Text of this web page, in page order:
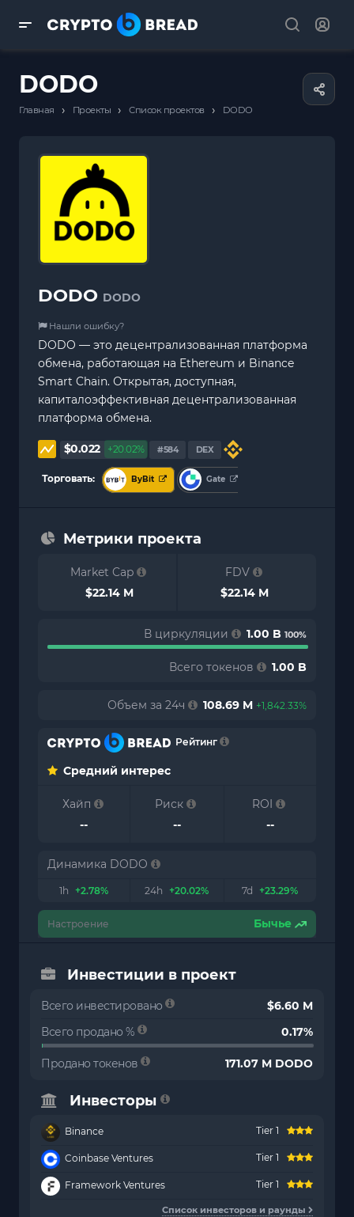
DODO
Главная › Проекты › Список проектов › DODO
DODO DODO
Нашли ошибку?
DODO — это децентрализованная платформа
обмена, работающая на Ethereum и Binance
Smart Chain. Открытая, доступная,
капиталоэффективная децентрализованная
платформа обмена.
$0.022 +20.02% #584 DEX
Торговать: ByBit Gate
Метрики проекта
Market Cap
$22.14 M
FDV
$22.14 M
В циркуляции 1.00 B 100%
Всего токенов 1.00 B
Объем за 24ч 108.69 M +1,842.33%
Рейтинг
Средний интерес
Хайп
--
Риск
--
ROI
--
Динамика DODO
1h +2.78% 24h +20.02% 7d +23.29%
Настроение Бычье
Инвестиции в проект
Всего инвестировано
$6.60 M
Всего продано %
0.17%
Продано токенов 171.07 M DODO
Инвесторы
Binance Tier 1
Coinbase Ventures Tier 1
Framework Ventures Tier 1
Список инвесторов и раунды